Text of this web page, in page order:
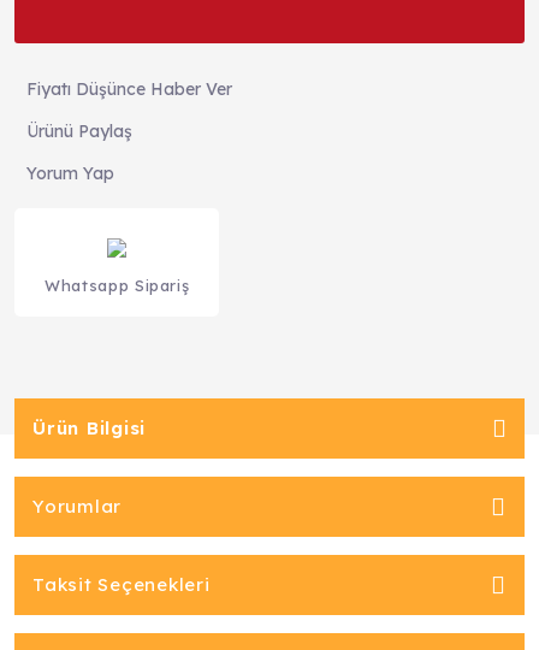
Fiyatı Düşünce Haber Ver
Ürünü Paylaş
Yorum Yap
Whatsapp Sipariş
Ürün Bilgisi
Yorumlar
Taksit Seçenekleri